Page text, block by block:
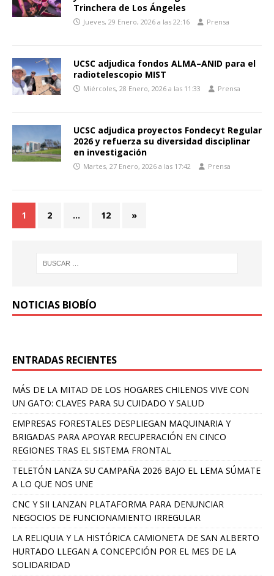
Trinchera de Los Ángeles
Jueves, 29 Enero, 2026 a las 22:16 Prensa
UCSC adjudica fondos ALMA–ANID para el
radiotelescopio MIST
Miércoles, 28 Enero, 2026 a las 11:33 Prensa
UCSC adjudica proyectos Fondecyt Regular
2026 y refuerza su diversidad disciplinar
en investigación
Martes, 27 Enero, 2026 a las 17:42 Prensa
1 2 … 12 »
NOTICIAS BIOBÍO
ENTRADAS RECIENTES
MÁS DE LA MITAD DE LOS HOGARES CHILENOS VIVE CON
UN GATO: CLAVES PARA SU CUIDADO Y SALUD
EMPRESAS FORESTALES DESPLIEGAN MAQUINARIA Y
BRIGADAS PARA APOYAR RECUPERACIÓN EN CINCO
REGIONES TRAS EL SISTEMA FRONTAL
TELETÓN LANZA SU CAMPAÑA 2026 BAJO EL LEMA SÚMATE
A LO QUE NOS UNE
CNC Y SII LANZAN PLATAFORMA PARA DENUNCIAR
NEGOCIOS DE FUNCIONAMIENTO IRREGULAR
LA RELIQUIA Y LA HISTÓRICA CAMIONETA DE SAN ALBERTO
HURTADO LLEGAN A CONCEPCIÓN POR EL MES DE LA
SOLIDARIDAD